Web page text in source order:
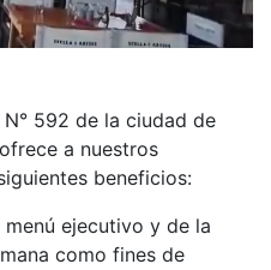
592 de la ciudad de
a nuestros
beneficios:
menú ejecutivo y de la
como fines de